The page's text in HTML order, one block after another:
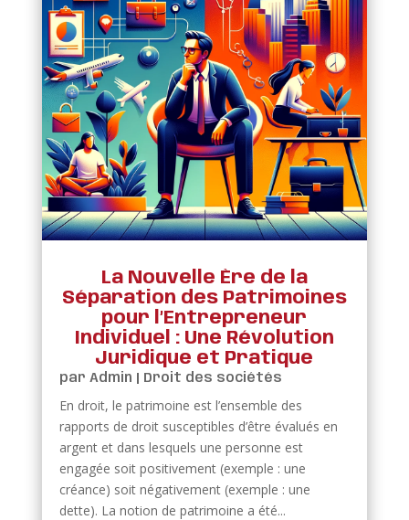
La Nouvelle Ère de la
Séparation des Patrimoines
pour l’Entrepreneur
Individuel : Une Révolution
Juridique et Pratique
par Admin Droit des sociétés
En droit, le patrimoine est l’ensemble des
rapports de droit susceptibles d’être évalués en
argent et dans lesquels une personne est
engagée soit positivement (exemple : une
créance) soit négativement (exemple : une
dette). La notion de patrimoine a été...